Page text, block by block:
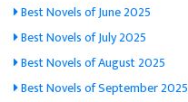
Best Novels of June 2025
Best Novels of July 2025
Best Novels of August 2025
Best Novels of September 2025